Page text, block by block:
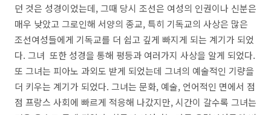
던 것은 성경이었는데, 그때 당시 조선은 여성의 인권이나 신분은
매우 낮았고 그로인해 서양의 종교, 특히 기독교의 사상은 많은
조선여성들에게 기독교를 더 쉽고 깊게 빠지게 되는 계기가 되었
다. 그녀 또한 성경을 통해 평등과 여러가지 사상을 알게 되었다.
또 그녀는 피아노 과외도 받게 되었는데 그녀의 예술적인 기량을
더 키우는 계기가 되었다. 그녀는 문화, 예술, 언어적인 면에서 점
점 프랑스 사회에 빠르게 적응해 나갔지만, 시간이 갈수록 그녀는